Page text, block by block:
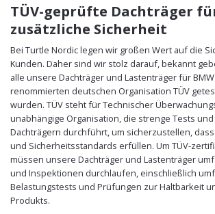
TÜV-geprüfte Dachträger
zusätzliche Sicherheit
Bei Turtle Nordic legen wir großen Wert auf die
Kunden. Daher sind wir stolz darauf, bekannt
alle unsere Dachträger und Lastenträger für
renommierten deutschen Organisation TÜV
wurden. TÜV steht für Technischer
unabhängige Organisation, die strenge Tests
Dachträgern durchführt, um sicherzustellen,
und Sicherheitsstandards erfüllen. Um TÜV-
müssen unsere Dachträger und Lastenträger
und Inspektionen durchlaufen, einschließlich
Belastungstests und Prüfungen zur Haltbarkeit
Produkts.